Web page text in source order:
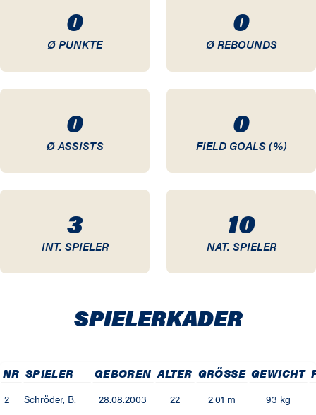
12 / 13
09 / 10
06 / 07
02 / 03
01 / 02
0
Ø PUNKTE
0
Ø REBOUNDS
0
Ø ASSISTS
0
FIELD GOALS (%)
3
INT. SPIELER
10
NAT. SPIELER
SPIELER­KADER
NR SPIELER GEBOREN ALTER GRÖSSE GEWICHT
2 Schröder, B. 28.08.2003 22 2.01 m
93 kg